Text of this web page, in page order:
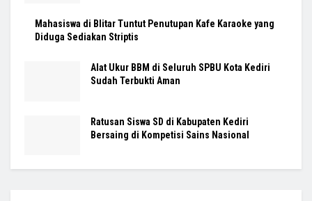
Mahasiswa di Blitar Tuntut Penutupan Kafe Karaoke yang
Diduga Sediakan Striptis
Alat Ukur BBM di Seluruh SPBU Kota Kediri
Sudah Terbukti Aman
Ratusan Siswa SD di Kabupaten Kediri
Bersaing di Kompetisi Sains Nasional